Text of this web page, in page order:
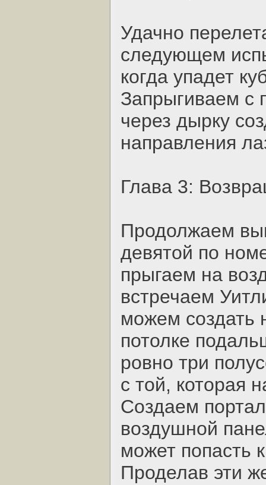
Удачно
следующем
когда упадет
Запрыгиваем
через дырку
направления
Глава 3:
Продолжаем
девятой по
прыгаем на
встречаем
можем создать
потолке
ровно три
с той, которая
Создаем
воздушной
может попасть
Проделав эти